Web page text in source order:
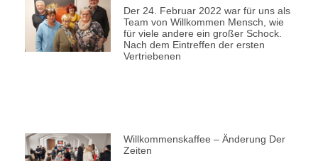
Der 24. Februar 2022 war für uns als
Team von Willkommen Mensch, wie
für viele andere ein großer Schock.
Nach dem Eintreffen der ersten
Vertriebenen
Willkommenskaffee – Änderung Der
Zeiten